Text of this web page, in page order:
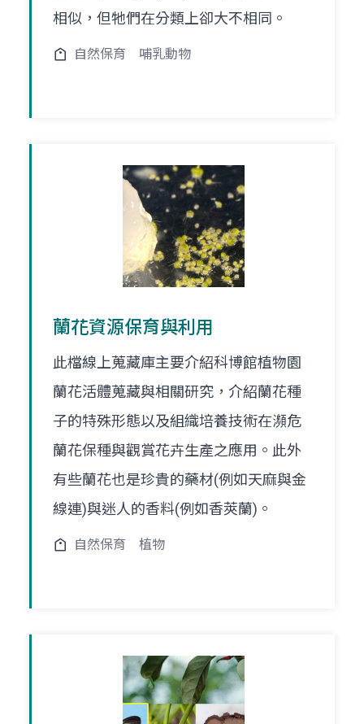
相似，但牠們在分類上卻大不相同。
自然保育 哺乳動物
蘭花資源保育與利用
此檔線上蒐藏庫主要介紹科博館植物園
蘭花活體蒐藏與相關研究，介紹蘭花種
子的特殊形態以及組織培養技術在瀕危
蘭花保種與觀賞花卉生產之應用。此外
有些蘭花也是珍貴的藥材(例如天麻與金
線連)與迷人的香料(例如香莢蘭)。
自然保育 植物